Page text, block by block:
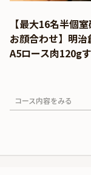
【最大16名半個
お顔合わせ】明
A5ロース肉120g
コース内容をみる